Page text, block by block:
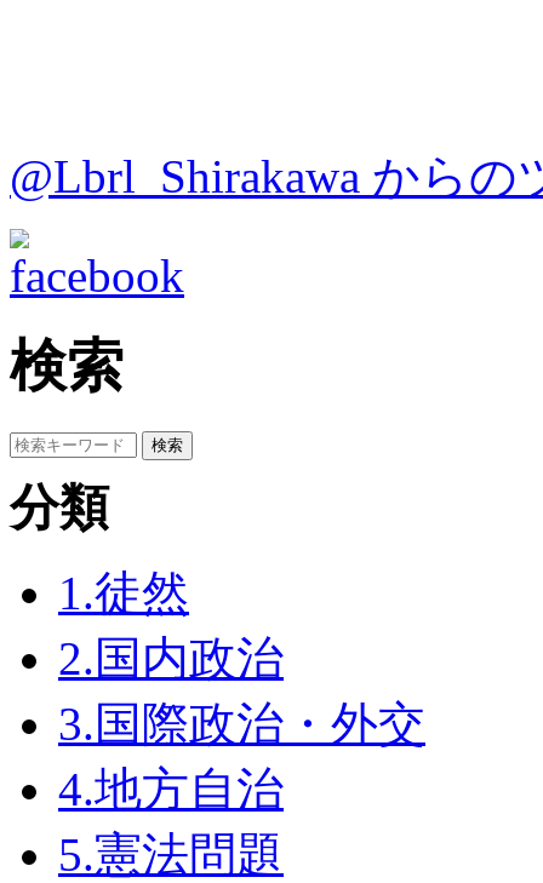
@Lbrl_Shirakawa からの
検索
分類
1.徒然
2.国内政治
3.国際政治・外交
4.地方自治
5.憲法問題